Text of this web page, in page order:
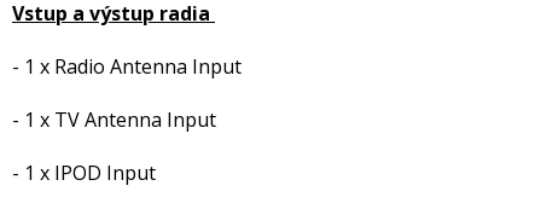
Vstup a výstup radia
- 1 x Radio Antenna Input
- 1 x TV Antenna Input
- 1 x IPOD Input